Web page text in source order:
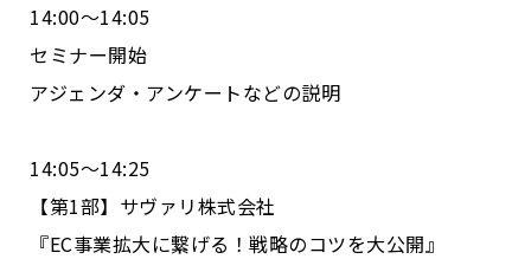
14:00〜14:05
セミナー開始
アジェンダ・アンケートなどの説明
14:05〜14:25
【第1部】サヴァリ株式会社
『EC事業拡大に繋げる！戦略のコツを大公開』